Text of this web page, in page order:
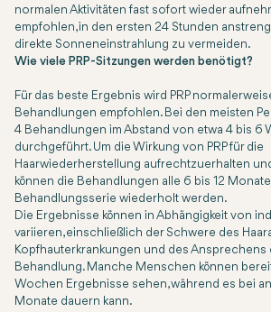
normalen Aktivitäten fast sofort wieder
empfohlen, in den ersten 24 Stunden
direkte Sonneneinstrahlung zu vermeiden.
Wie viele PRP-Sitzungen werden benötigt?
Für das beste Ergebnis wird PRP
Behandlungen empfohlen. Bei den meisten
4 Behandlungen im Abstand von etwa 4 bis 6
durchgeführt. Um die Wirkung von PRP für die
Haarwiederherstellung aufrechtzuerhalten
können die Behandlungen alle 6 bis 12
Behandlungsserie wiederholt werden.
Die Ergebnisse können in Abhängigkeit von
variieren, einschließlich der Schwere des
Kopfhauterkrankungen und des Ansprechens
Behandlung. Manche Menschen können
Wochen Ergebnisse sehen, während es bei
Monate dauern kann.